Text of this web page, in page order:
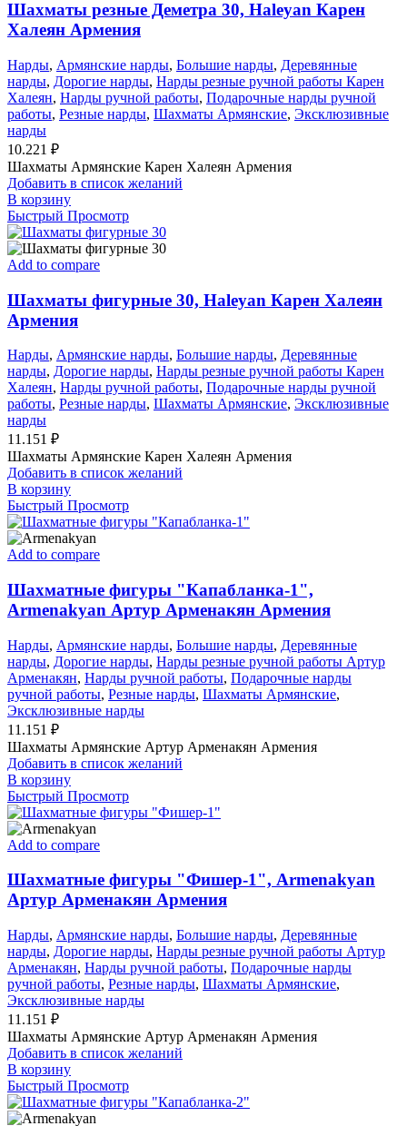
Шахматы резные Деметра 30, Haleyan Карен
Халеян Армения
Нарды, Армянские нарды, Большие нарды, Деревянные
нарды, Дорогие нарды, Нарды резные ручной работы Карен
Халеян, Нарды ручной работы, Подарочные нарды ручной
работы, Резные нарды, Шахматы Армянские, Эксклюзивные
нарды
10.221 ₽
Шахматы Армянские Карен Халеян Армения
Добавить в список желаний
В корзину
Быстрый Просмотр
Add to compare
Шахматы фигурные 30, Haleyan Карен Халеян
Армения
Нарды, Армянские нарды, Большие нарды, Деревянные
нарды, Дорогие нарды, Нарды резные ручной работы Карен
Халеян, Нарды ручной работы, Подарочные нарды ручной
работы, Резные нарды, Шахматы Армянские, Эксклюзивные
нарды
11.151 ₽
Шахматы Армянские Карен Халеян Армения
Добавить в список желаний
В корзину
Быстрый Просмотр
Add to compare
Шахматные фигуры "Капабланка-1",
Armenakyan Артур Арменакян Армения
Нарды, Армянские нарды, Большие нарды, Деревянные
нарды, Дорогие нарды, Нарды резные ручной работы Артур
Арменакян, Нарды ручной работы, Подарочные нарды
ручной работы, Резные нарды, Шахматы Армянские,
Эксклюзивные нарды
11.151 ₽
Шахматы Армянские Артур Арменакян Армения
Добавить в список желаний
В корзину
Быстрый Просмотр
Add to compare
Шахматные фигуры "Фишер-1", Armenakyan
Артур Арменакян Армения
Нарды, Армянские нарды, Большие нарды, Деревянные
нарды, Дорогие нарды, Нарды резные ручной работы Артур
Арменакян, Нарды ручной работы, Подарочные нарды
ручной работы, Резные нарды, Шахматы Армянские,
Эксклюзивные нарды
11.151 ₽
Шахматы Армянские Артур Арменакян Армения
Добавить в список желаний
В корзину
Быстрый Просмотр